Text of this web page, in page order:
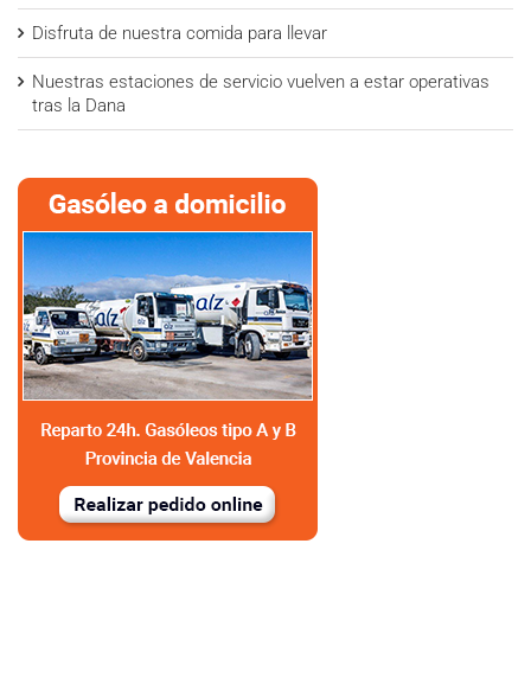
Disfruta de nuestra comida para llevar
Nuestras estaciones de servicio vuelven a estar operativas
tras la Dana